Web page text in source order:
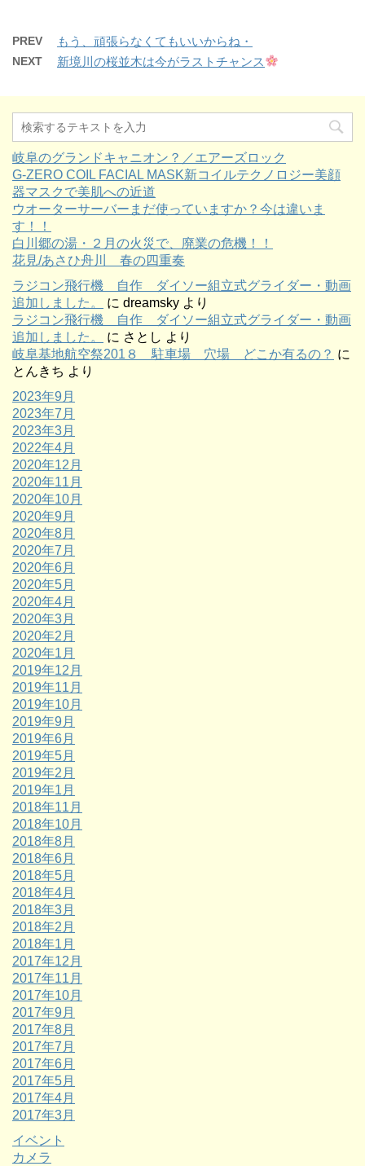
PREV もう、頑張らなくてもいいからね・
NEXT 新境川の桜並木は今がラストチャンス
岐阜のグランドキャニオン？／エアーズロック
G-ZERO COIL FACIAL MASK新コイルテクノロジー美顔
器マスクで美肌への近道
ウオーターサーバーまだ使っていますか？今は違いま
す！！
白川郷の湯・２月の火災で、廃業の危機！！
花見/あさひ舟川 春の四重奏
ラジコン飛行機 自作 ダイソー組立式グライダー・動画
追加しました。
に dreamsky より
ラジコン飛行機 自作 ダイソー組立式グライダー・動画
追加しました。
に さとし より
岐阜基地航空祭201８ 駐車場 穴場 どこか有るの？ に
とんきち より
2023年9月
2023年7月
2023年3月
2022年4月
2020年12月
2020年11月
2020年10月
2020年9月
2020年8月
2020年7月
2020年6月
2020年5月
2020年4月
2020年3月
2020年2月
2020年1月
2019年12月
2019年11月
2019年10月
2019年9月
2019年6月
2019年5月
2019年2月
2019年1月
2018年11月
2018年10月
2018年8月
2018年6月
2018年5月
2018年4月
2018年3月
2018年2月
2018年1月
2017年12月
2017年11月
2017年10月
2017年9月
2017年8月
2017年7月
2017年6月
2017年5月
2017年4月
2017年3月
イベント
カメラ